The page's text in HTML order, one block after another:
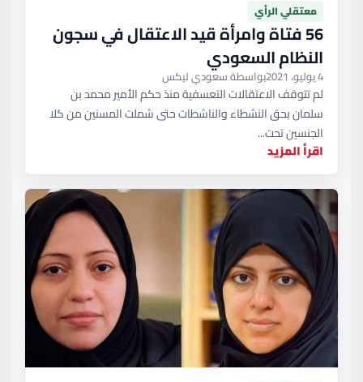
معتقلي الرأي
56 فتاة وامرأة قيد الاعتقال في سجون
النظام السعودي
4 يوليو، 2021 بواسطة سعودي ليكس
لم تتوقف الاعتقالات التعسفية منذ حكم الأمير محمد بن
سلمان بحق النشطاء والناشطات حتى شملت المسنين من كلا
الجنسين تحت...
اقرأ المزيد